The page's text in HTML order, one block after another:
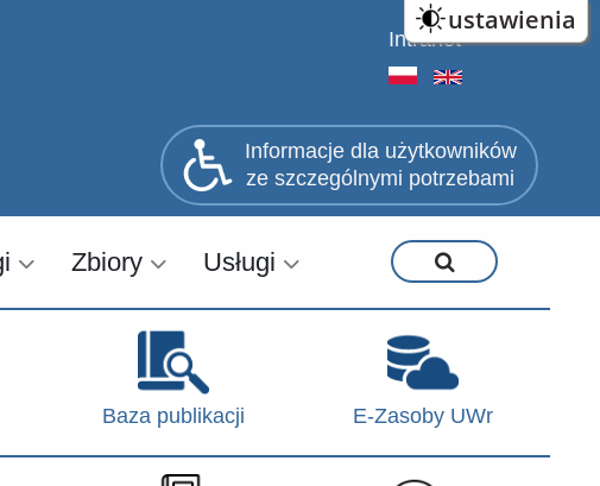
ustawienia
Intranet
Informacje dla użytkowników
ze szczególnymi potrzebami
Zbiory Usługi
Baza publikacji E-Zasoby UWr